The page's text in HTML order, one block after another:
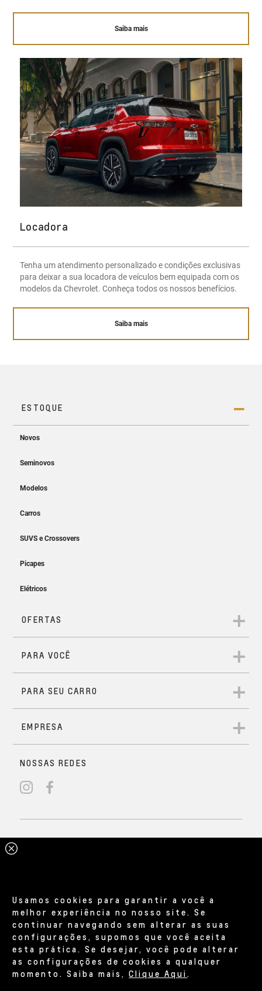
Saiba mais
Locadora
Tenha um atendimento personalizado e condições exclusivas
para deixar a sua locadora de veículos bem equipada com os
modelos da Chevrolet. Conheça todos os nossos benefícios.
Saiba mais
Usamos cookies para garantir a você a
melhor experiência no nosso site. Se
continuar navegando sem alterar as suas
configurações, supomos que você aceita
esta prática. Se desejar, você pode alterar
as configurações de cookies a qualquer
momento. Saiba mais,Clique Aqui.